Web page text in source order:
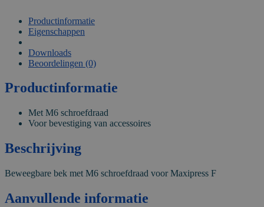
Productinformatie
Eigenschappen
Downloads
Beoordelingen (0)
Productinformatie
Met M6 schroefdraad
Voor bevestiging van accessoires
Beschrijving
Beweegbare bek met M6 schroefdraad voor Maxipress F
Aanvullende informatie